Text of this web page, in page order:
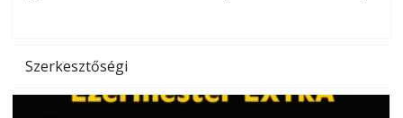
Szerkesztőségi